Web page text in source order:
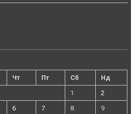
Чт Пт Сб
Нд
1
2
6 7 8
9